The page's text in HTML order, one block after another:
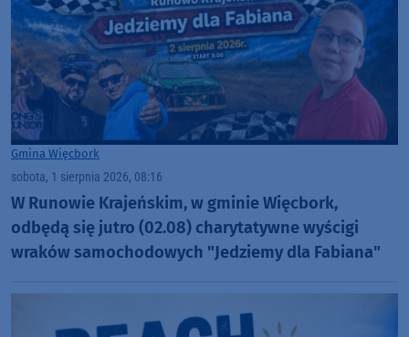
Gmina Więcbork
sobota, 1 sierpnia 2026, 08:16
W Runowie Krajeńskim, w gminie Więcbork,
odbędą się jutro (02.08) charytatywne wyścigi
wraków samochodowych "Jedziemy dla Fabiana"